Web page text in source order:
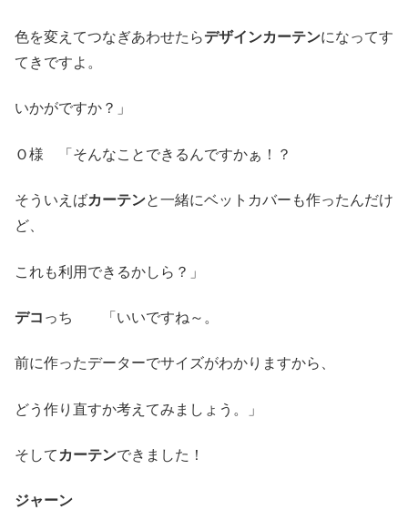
色を変えてつなぎあわせたらデザインカーテンになってす
てきですよ。
いかがですか？」
Ｏ様 「そんなことできるんですかぁ！？
そういえばカーテンと一緒にベットカバーも作ったんだけ
ど、
これも利用できるかしら？」
デコ っち 「いいですね～。
前に作ったデーターでサイズがわかりますから、
どう作り直すか考えてみましょう。」
そして カーテンできました！
ジャーン